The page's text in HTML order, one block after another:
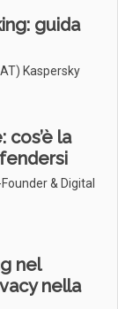
guida
Kaspersky
la
& Digital
nel
nella